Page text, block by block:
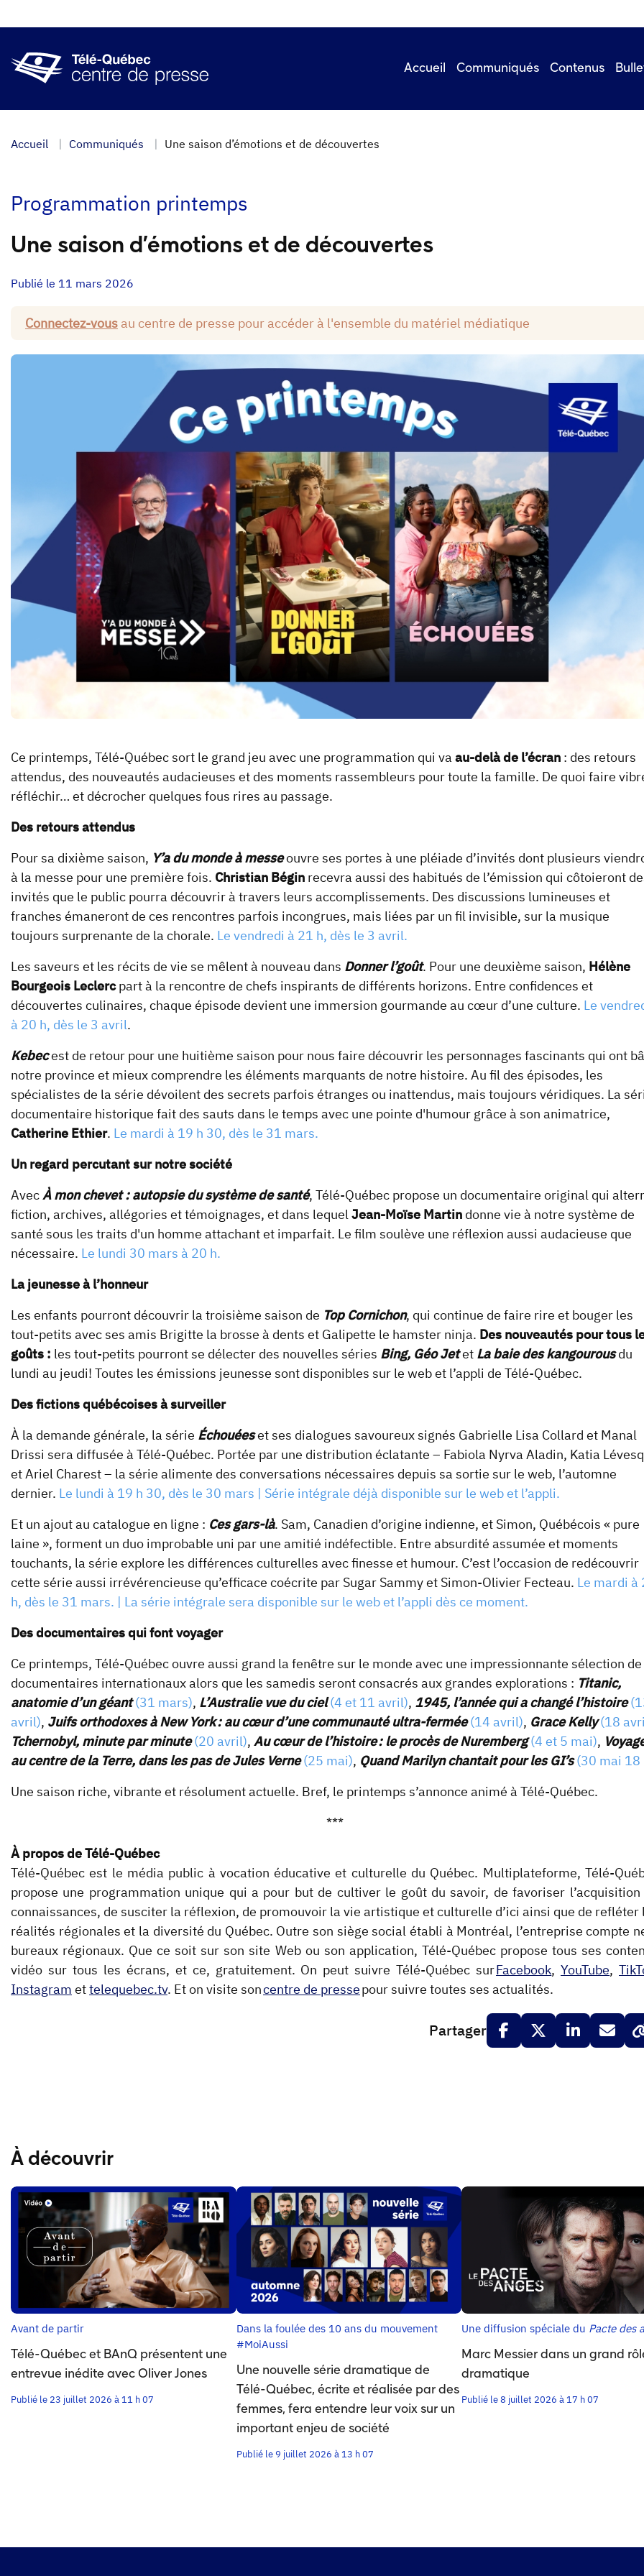
au
principal
Accueil Communiqués Contenus
Accueil Communiqués Une saison d’émotions et de découvertes
Programmation printemps
Une saison d’émotions et de découvertes
Publié le 11 mars 2026
Connectez-vous au centre de presse pour accéder à l'ensemble du matériel médiatique
Ce printemps, Télé-Québec sort le grand jeu avec une programmation qui va au-delà de l’écran : des retours
attendus, des nouveautés audacieuses et des moments rassembleurs pour toute la famille. De quoi faire
réfléchir… et décrocher quelques fous rires au passage.
Des retours attendus
Pour sa dixième saison, Y’a du monde à messeouvre ses portes à une pléiade d’invités dont plusieurs
à la messe pour une première fois. Christian Bégin recevra aussi des habitués de l’émission qui côtoieront
invités que le public pourra découvrir à travers leurs accomplissements. Des discussions lumineuses et
franches émaneront de ces rencontres parfois incongrues, mais liées par un fil invisible, sur la musique
toujours surprenante de la chorale. Le vendredi à 21 h, dès le 3 avril.
Les saveurs et les récits de vie se mêlent à nouveau dans Donner l’goût. Pour une deuxième saison, Hélène
Bourgeois Leclercpart à la rencontre de chefs inspirants de différents horizons. Entre confidences et
découvertes culinaires, chaque épisode devient une immersion gourmande au cœur d’une culture. Le
à 20 h, dès le 3 avril.
Kebecest de retour pour une huitième saison pour nous faire découvrir les personnages fascinants qui ont
notre province et mieux comprendre les éléments marquants de notre histoire. Au fil des épisodes, les
spécialistes de la série dévoilent des secrets parfois étranges ou inattendus, mais toujours véridiques. La
documentaire historique fait des sauts dans le temps avec une pointe d'humour grâce à son animatrice,
Catherine Ethier. Le mardi à 19 h 30, dès le 31 mars.
Un regard percutant sur notre société
AvecÀ mon chevet : autopsie du système de santé, Télé-Québec propose un documentaire original qui
fiction, archives, allégories et témoignages, et dans lequelJean-Moïse Martin donne vie à notre système de
santé sous les traits d'un homme attachant et imparfait. Le film soulève une réflexion aussi audacieuse que
nécessaire. Le lundi 30 mars à 20 h.
La jeunesse à l’honneur
Les enfants pourront découvrir la troisième saison de Top Cornichon, qui continue de faire rire et bouger les
tout-petits avec ses amis Brigitte la brosse à dents et Galipette le hamster ninja. Des nouveautés pour tous
goûts : les tout-petits pourront se délecter des nouvelles séries Bing, Géo Jetet La baie des kangourousdu
lundi au jeudi! Toutes les émissions jeunesse sont disponibles sur le web et l’appli de Télé-Québec.
Des fictions québécoises à surveiller
À la demande générale, la série Échouéeset ses dialogues savoureux signés Gabrielle Lisa Collard et Manal
Drissi sera diffusée à Télé-Québec. Portée par une distribution éclatante – Fabiola Nyrva Aladin, Katia
et Ariel Charest – la série alimente des conversations nécessaires depuis sa sortie sur le web, l’automne
dernier. Le lundi à 19 h 30, dès le 30 mars | Série intégrale déjà disponible sur le web et l’appli.
Et un ajout au catalogue en ligne : Ces gars-là. Sam, Canadien d’origine indienne, et Simon, Québécois « pure
laine », forment un duo improbable uni par une amitié indéfectible. Entre absurdité assumée et moments
touchants, la série explore les différences culturelles avec finesse et humour. C’est l’occasion de redécouvrir
cette série aussi irrévérencieuse qu’efficace coécrite par Sugar Sammy et Simon-Olivier Fecteau. Le mardi à
h, dès le 31 mars. | La série intégrale sera disponible sur le web et l’appli dès ce moment.
Des documentaires qui font voyager
Ce printemps, Télé-Québec ouvre aussi grand la fenêtre sur le monde avec une impressionnante sélection de
documentaires internationaux alors que les samedis seront consacrés aux grandes explorations : Titanic,
anatomie d’un géant (31 mars), L’Australie vue du ciel (4 et 11 avril), 1945, l’année qui a changé l’histoire
avril), Juifs orthodoxes à New York : au cœur d’une communauté ultra-fermée (14 avril), Grace Kelly (18
Tchernobyl, minute par minute(20 avril), Au cœur de l’histoire : le procès de Nuremberg (4 et 5 mai),
au centre de la Terre, dans les pas de Jules Verne (25 mai), Quand Marilyn chantait pour les GI’s (30 mai 18
Une saison riche, vibrante et résolument actuelle. Bref, le printemps s’annonce animé à Télé-Québec.
***
À propos de Télé-Québec
Télé-Québec est le média public à vocation éducative et culturelle du Québec. Multiplateforme, Télé-
propose une programmation unique qui a pour but de cultiver le goût du savoir, de favoriser l’acquisition
connaissances, de susciter la réflexion, de promouvoir la vie artistique et culturelle d’ici ainsi que de refléter
réalités régionales et la diversité du Québec. Outre son siège social établi à Montréal, l’entreprise compte
bureaux régionaux. Que ce soit sur son site Web ou son application, Télé-Québec propose tous ses
vidéo sur tous les écrans, et ce, gratuitement. On peut suivre Télé-Québec surFacebook,YouTube,
Instagram ettelequebec.tv. Et on visite soncentre de pressepour suivre toutes ses actualités.
Partager
À découvrir
Avant de partir
Télé-Québec et BAnQ présentent une
entrevue inédite avec Oliver Jones
Publié le 23 juillet 2026 à 11 h 07
Dans la foulée des 10 ans du mouvement
#MoiAussi
Une nouvelle série dramatique de
Télé-Québec, écrite et réalisée par des
femmes, fera entendre leur voix sur un
important enjeu de société
Publié le 9 juillet 2026 à 13 h 07
Une diffusion spéciale du Pacte des
Marc Messier dans un grand
dramatique
Publié le 8 juillet 2026 à 17 h 07